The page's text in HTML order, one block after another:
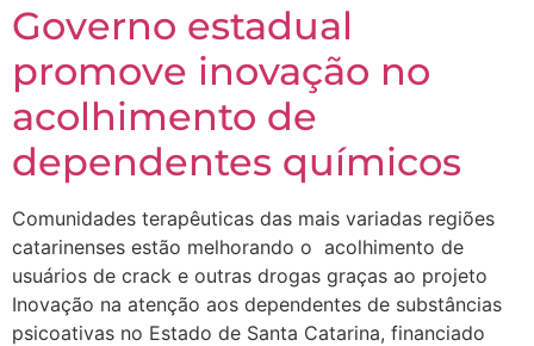
Governo estadual
promove inovação no
acolhimento de
dependentes químicos
Comunidades terapêuticas das mais variadas regiões
catarinenses estão melhorando o acolhimento de
usuários de crack e outras drogas graças ao projeto
Inovação na atenção aos dependentes de substâncias
psicoativas no Estado de Santa Catarina, financiado